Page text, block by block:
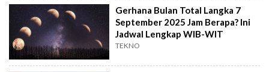
Gerhana Bulan Total Langka 7
September 2025 Jam Berapa? Ini
Jadwal Lengkap WIB-WIT
TEKNO